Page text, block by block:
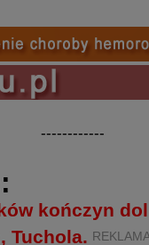
------------
kończyn
Tuchola.